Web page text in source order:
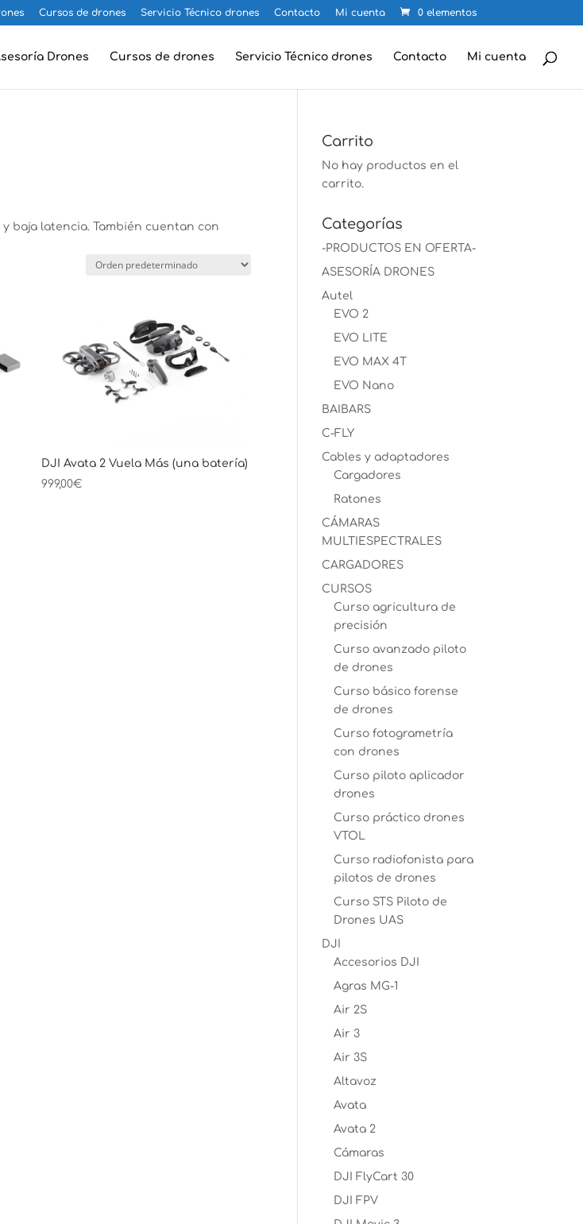
Cursos de drones Servicio Técnico drones Contacto Mi cuenta 0 elementos
Drones Cursos de drones Servicio Técnico drones Contacto Mi cuenta
baja latencia. También cuentan con
DJI Avata 2 Vuela Más (una batería)
999,00€
Carrito
No hay productos en el
carrito.
Categorías
-PRODUCTOS EN OFERTA-
ASESORÍA DRONES
Autel
EVO 2
EVO LITE
EVO MAX 4T
EVO Nano
BAIBARS
C-FLY
Cables y adaptadores
Cargadores
Ratones
CÁMARAS
MULTIESPECTRALES
CARGADORES
CURSOS
Curso agricultura de
precisión
Curso avanzado piloto
de drones
Curso básico forense
de drones
Curso fotogrametría
con drones
Curso piloto aplicador
drones
Curso práctico drones
VTOL
Curso radiofonista para
pilotos de drones
Curso STS Piloto de
Drones UAS
DJI
Accesorios DJI
Agras MG-1
Air 2S
Air 3
Air 3S
Altavoz
Avata
Avata 2
Cámaras
DJI FlyCart 30
DJI FPV